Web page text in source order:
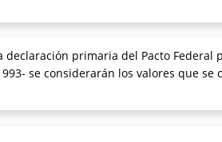
primaria del Pacto Federal
se considerarán los valores que se